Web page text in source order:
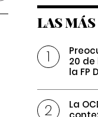
LAS
20
la FP
La